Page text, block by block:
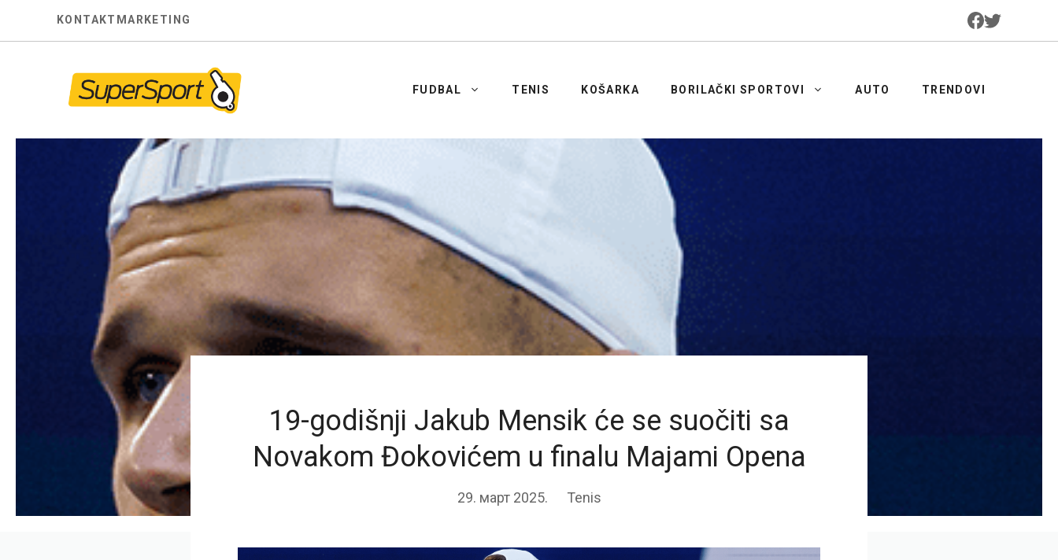
KONTAKT MARKETING
FUDBAL TENIS KOŠARKA BORILAČKI SPORTOVI AUTO TRENDOVI
19-godišnji Jakub Mensik će se suočiti sa
Novakom Đokovićem u finalu Majami Opena
29. март 2025. Tenis